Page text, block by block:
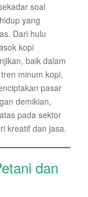
soal
yang
Dari hulu
kopi
baik dalam
minum kopi,
pasar
demikian,
pada sektor
kreatif dan jasa.
dan